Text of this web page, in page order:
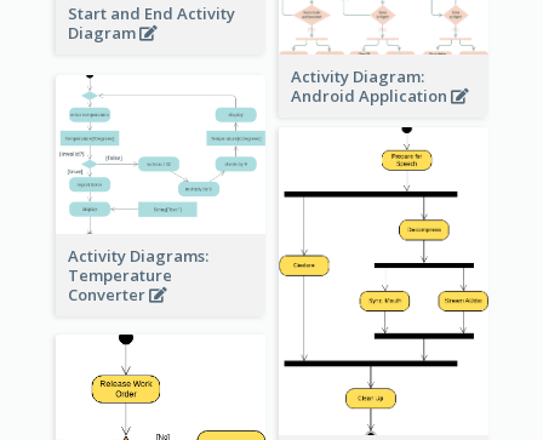
Start and End Activity
Diagram
Activity Diagram:
Android Application
Activity Diagrams:
Temperature
Converter